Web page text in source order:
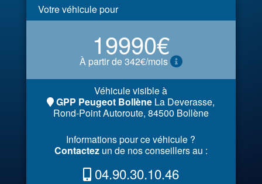
Votre véhicule pour
19990€
À partir de 342€/mois
Véhicule visible à
GPP Peugeot Bollène La Deverasse,
Rond-Point Autoroute, 84500 Bollène
Informations pour ce véhicule ?
Contactezun de nos conseillers au :
04.90.30.10.46